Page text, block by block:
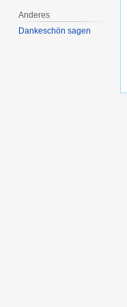
Anderes
Dankeschön sagen